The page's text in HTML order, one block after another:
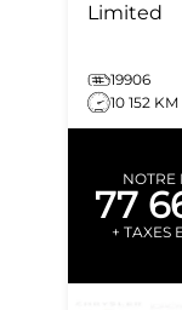
Limited
19906
10 152 KM
NOTRE
77
+ TAXES